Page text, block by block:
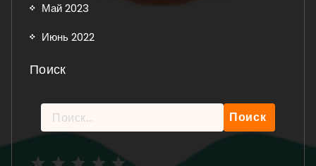
Май 2023
Июнь 2022
Поиск
Найти: